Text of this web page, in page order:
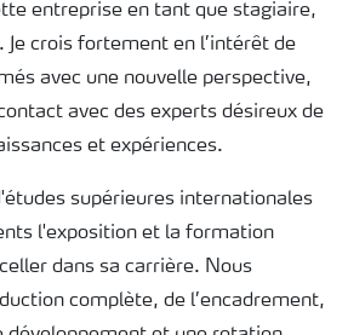
entreprise en tant que stagiaire,
Je crois fortement en l’intérêt de
avec une nouvelle perspective,
avec des experts désireux de
et expériences.
supérieures internationales
l'exposition et la formation
dans sa carrière. Nous
complète, de l’encadrement,